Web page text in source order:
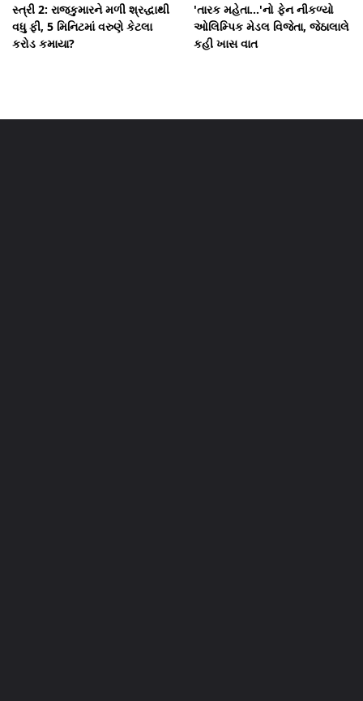
સ્ત્રી 2: રાજકુમારને મળી શ્રદ્ધાથી
વધુ ફી, 5 મિનિટમાં વરુણે કેટલા
કરોડ કમાયા?
'તારક મહેતા...'નો ફેન નીકળ્યો
ઓલિમ્પિક મેડલ વિજેતા, જેઠાલાલે
કહી ખાસ વાત